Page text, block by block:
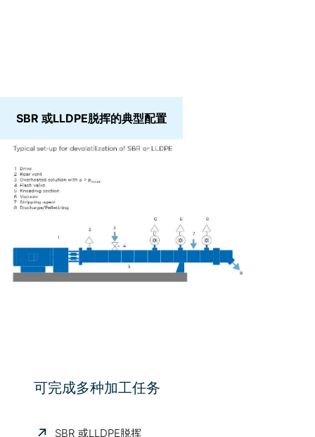
SBR 或LLDPE脱挥的典型配置
可完成多种加工任务
SBR 或LLDPE脱挥